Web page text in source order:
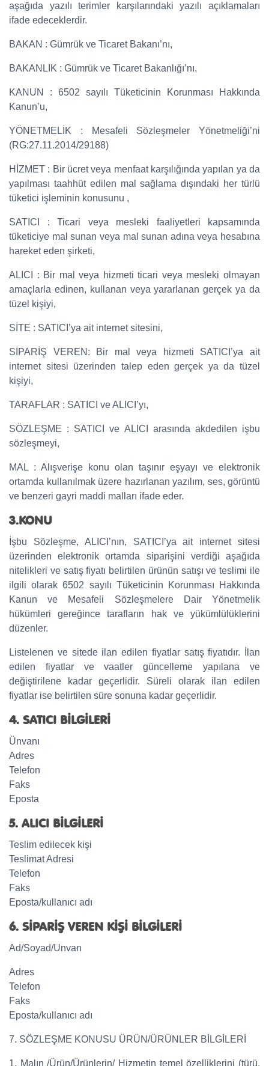
aşağıda yazılı terimler karşılarındaki yazılı açıklamaları
ifade edeceklerdir.
BAKAN : Gümrük ve Ticaret Bakanı’nı,
BAKANLIK : Gümrük ve Ticaret Bakanlığı’nı,
KANUN : 6502 sayılı Tüketicinin Korunması Hakkında
Kanun’u,
YÖNETMELİK : Mesafeli Sözleşmeler Yönetmeliği’ni
(RG:27.11.2014/29188)
HİZMET : Bir ücret veya menfaat karşılığında yapılan ya da
yapılması taahhüt edilen mal sağlama dışındaki her türlü
tüketici işleminin konusunu ,
SATICI : Ticari veya mesleki faaliyetleri kapsamında
tüketiciye mal sunan veya mal sunan adına veya hesabına
hareket eden şirketi,
ALICI : Bir mal veya hizmeti ticari veya mesleki olmayan
amaçlarla edinen, kullanan veya yararlanan gerçek ya da
tüzel kişiyi,
SİTE : SATICI’ya ait internet sitesini,
SİPARİŞ VEREN: Bir mal veya hizmeti SATICI’ya ait
internet sitesi üzerinden talep eden gerçek ya da tüzel
kişiyi,
TARAFLAR : SATICI ve ALICI’yı,
SÖZLEŞME : SATICI ve ALICI arasında akdedilen işbu
sözleşmeyi,
MAL : Alışverişe konu olan taşınır eşyayı ve elektronik
ortamda kullanılmak üzere hazırlanan yazılım, ses, görüntü
ve benzeri gayri maddi malları ifade eder.
3.KONU
İşbu Sözleşme, ALICI’nın, SATICI’ya ait internet sitesi
üzerinden elektronik ortamda siparişini verdiği aşağıda
nitelikleri ve satış fiyatı belirtilen ürünün satışı ve teslimi ile
ilgili olarak 6502 sayılı Tüketicinin Korunması Hakkında
Kanun ve Mesafeli Sözleşmelere Dair Yönetmelik
hükümleri gereğince tarafların hak ve yükümlülüklerini
düzenler.
Listelenen ve sitede ilan edilen fiyatlar satış fiyatıdır. İlan
edilen fiyatlar ve vaatler güncelleme yapılana ve
değiştirilene kadar geçerlidir. Süreli olarak ilan edilen
fiyatlar ise belirtilen süre sonuna kadar geçerlidir.
4. SATICI BİLGİLERİ
Ünvanı
Adres
Telefon
Faks
Eposta
5. ALICI BİLGİLERİ
Teslim edilecek kişi
Teslimat Adresi
Telefon
Faks
Eposta/kullanıcı adı
6. SİPARİŞ VEREN KİŞİ BİLGİLERİ
Ad/Soyad/Unvan
Adres
Telefon
Faks
Eposta/kullanıcı adı
7. SÖZLEŞME KONUSU ÜRÜN/ÜRÜNLER BİLGİLERİ
1. Malın /Ürün/Ürünlerin/ Hizmetin temel özelliklerini (türü,